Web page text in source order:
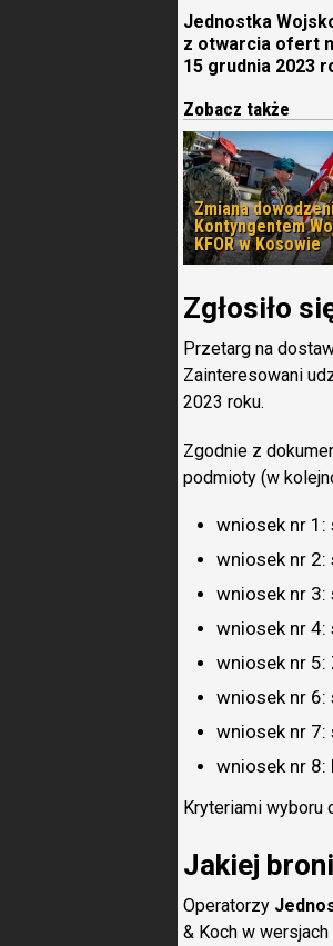
Jednostka
z otwarcia ofert
15 grudnia 2023
Zobacz także
Zmiana
Kontyngentem
KFOR w Kosowie
Zgłosiło
Przetarg na
Zainteresowani
2023 roku.
Zgodnie z
podmioty (w
wniosek nr 1:
wniosek nr 2:
wniosek nr 3:
wniosek nr 4:
wniosek nr 5:
wniosek nr 6:
wniosek nr 7:
wniosek nr 8:
Kryteriami wyboru
Jakiej
Operatorzy
& Koch w